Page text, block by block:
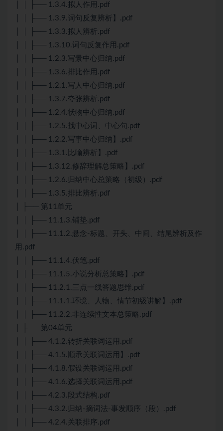
│ │ ├── 1.3.4.拟人作用.pdf
│ │ ├── 1.3.9.词句反复辨析】.pdf
│ │ ├── 1.3.3.拟人辨析.pdf
│ │ ├── 1.3.10.词句反复作用.pdf
│ │ ├── 1.2.3.写景中心归纳.pdf
│ │ ├── 1.3.6.排比作用.pdf
│ │ ├── 1.2.1.写人中心归纳.pdf
│ │ ├── 1.3.7.夸张辨析.pdf
│ │ ├── 1.2.4.状物中心归纳.pdf
│ │ ├── 1.2.5.找中心词、中心句.pdf
│ │ ├── 1.2.2.写事中心归纳】.pdf
│ │ ├── 1.3.1.比喻辨析】.pdf
│ │ ├── 1.3.12.修辞理解总策略】.pdf
│ │ ├── 1.2.6.归纳中心总策略（初级）.pdf
│ │ ├── 1.3.5.排比辨析.pdf
│ ├── 第11单元
│ │ ├── 11.1.3.铺垫.pdf
│ │ ├── 11.1.2.悬念-标题、开头、中间、结尾辨析及作
用.pdf
│ │ ├── 11.1.4.伏笔.pdf
│ │ ├── 11.1.5.小说分析总策略】.pdf
│ │ ├── 11.2.1.三点一线答题思维.pdf
│ │ ├── 11.1.1.环境、人物、情节初级讲解】.pdf
│ │ ├── 11.2.2.非连续性文本总策略.pdf
│ ├── 第04单元
│ │ ├── 4.1.2.转折关联词运用.pdf
│ │ ├── 4.1.5.顺承关联词运用】.pdf
│ │ ├── 4.1.8.假设关联词运用.pdf
│ │ ├── 4.1.6.选择关联词运用.pdf
│ │ ├── 4.2.3.段式结构.pdf
│ │ ├── 4.3.2.归纳-摘词法-事发顺序（段）.pdf
│ │ ├── 4.2.4.关联排序.pdf